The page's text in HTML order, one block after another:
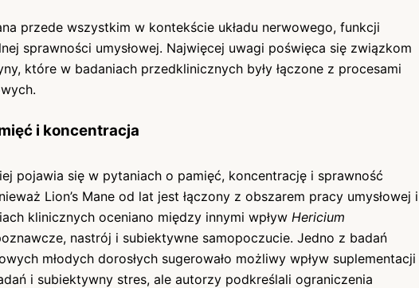
przede wszystkim w kontekście układu nerwowego, funkcji
sprawności umysłowej. Najwięcej uwagi poświęca się związkom
które w badaniach przedklinicznych były łączone z procesami
i koncentracja
pojawia się w pytaniach o pamięć, koncentrację i sprawność
Lion’s Mane od lat jest łączony z obszarem pracy umysłowej i
klinicznych oceniano między innymi wpływ Hericium
nastrój i subiektywne samopoczucie. Jedno z badań
młodych dorosłych sugerowało możliwy wpływ suplementacji
i subiektywny stres, ale autorzy podkreślali ograniczenia